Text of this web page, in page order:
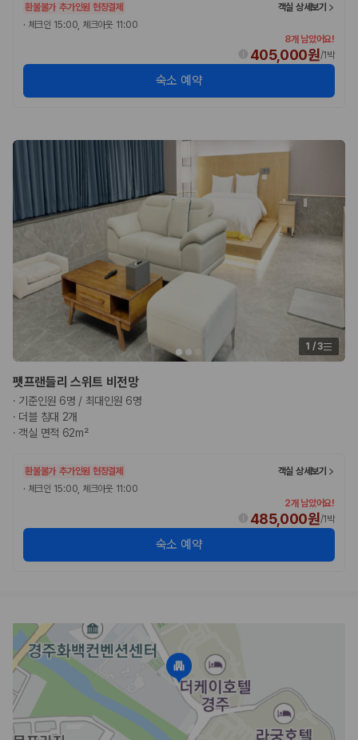
환불불가 추가인원 현장결제
객실 상세보기
· 체크인 15:00, 체크아웃 11:00
8개 남았어요!
405,000원/1박
숙소 예약
1 /3
펫프랜들리 스위트 비전망
· 기준인원 6명 / 최대인원 6명
· 더블 침대 2개
·객실 면적 62m²
환불불가 추가인원 현장결제
객실 상세보기
· 체크인 15:00, 체크아웃 11:00
2개 남았어요!
485,000원/1박
숙소 예약